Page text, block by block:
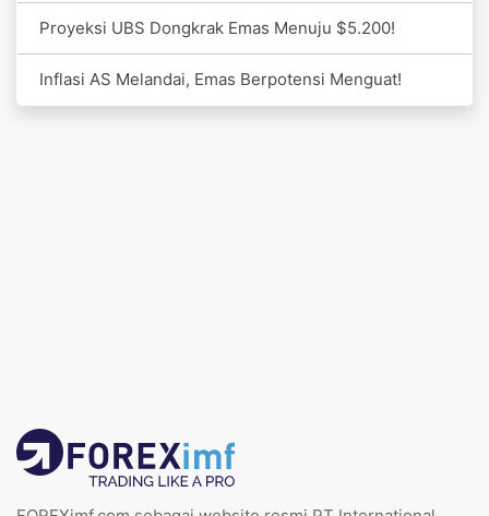
Proyeksi UBS Dongkrak Emas Menuju $5.200!
Inflasi AS Melandai, Emas Berpotensi Menguat!